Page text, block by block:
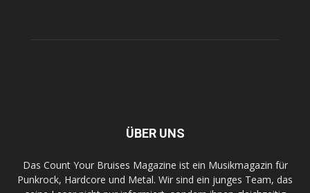
ÜBER UNS
Das Count Your Bruises Magazine ist ein Musikmagazin für
Punkrock, Hardcore und Metal. Wir sind ein junges Team, das